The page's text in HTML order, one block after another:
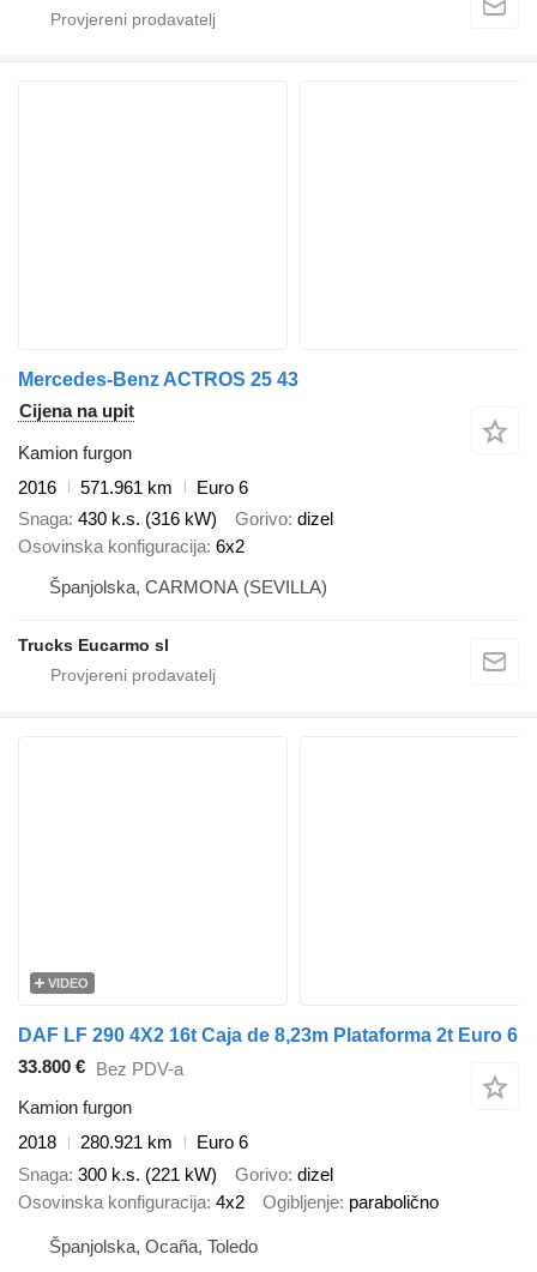
Mercedes-Benz ACTROS 25 43
Cijena na upit
Kamion furgon
2016
571.961 km
Euro 6
Snaga 430 k.s. (316 kW) Gorivo dizel
Osovinska konfiguracija 6x2
Španjolska, CARMONA (SEVILLA)
Trucks Eucarmo sl
VIDEO
DAF LF 290 4X2 16t Caja de 8,23m Plataforma 2t Euro 6
33.800 € Bez PDV-a
Kamion furgon
2018
280.921 km
Euro 6
Snaga 300 k.s. (221 kW) Gorivo dizel
Osovinska konfiguracija 4x2 Ogibljenje parabolično
Španjolska, Ocaña, Toledo